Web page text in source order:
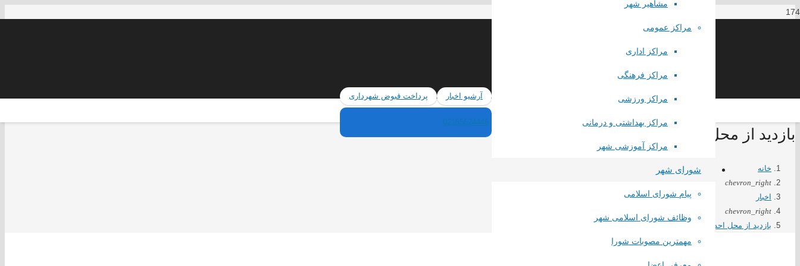
مشاهیر شهر
مراکز عمومی
مراکز اداری
مراکز فرهنگی
مراکز ورزشی
مراکز بهداشتی و درمانی
مراکز آموزشی شهر
شورای شهر
پیام شورای اسلامی
وظائف شورای اسلامی شهر
مهمترین مصوبات شورا
آرشیو اخبار پرداخت قبوض شهرداری
02165624446
بازدید از محل احداث مصلی نماز جمعه
خانه
chevron_right
اخبار
chevron_right
بازدید از محل احداث مصلی نماز جمعه